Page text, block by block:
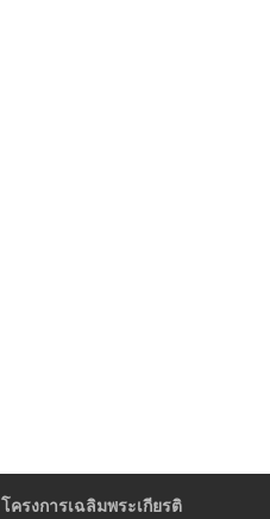
โครงการเฉลิมพระเกียรติ